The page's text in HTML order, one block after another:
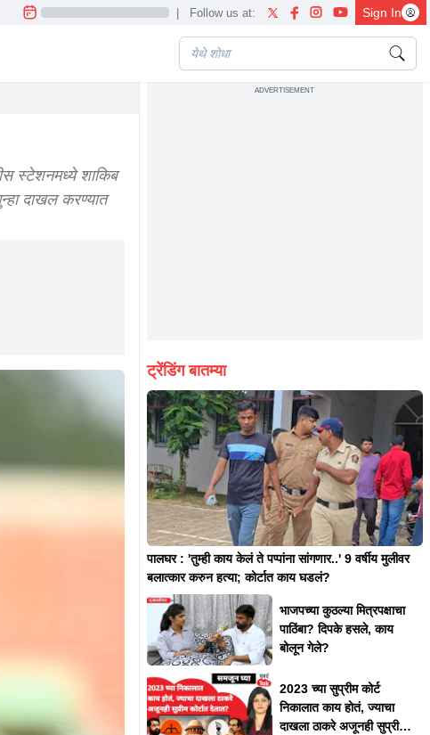
| Follow us at: Sign In
stadium
स्टेशनमध्ये शाकिब
दाखल करण्यात
ADVERTISEMENT
ट्रेंडिंग बातम्या
पालघर : 'तुम्ही काय केलं ते पप्पांना सांगणार..' 9 वर्षीय मुलीवर
बलात्कार करुन हत्या; कोर्टात काय घडलं?
भाजपच्या कुठल्या मित्रपक्षाचा
पाठिंबा? दिपके हसले, काय
बोलून गेले?
2023 च्या सुप्रीम कोर्ट
निकालात काय होतं, ज्याचा
दाखला ठाकरे अजूनही सुप्रीम